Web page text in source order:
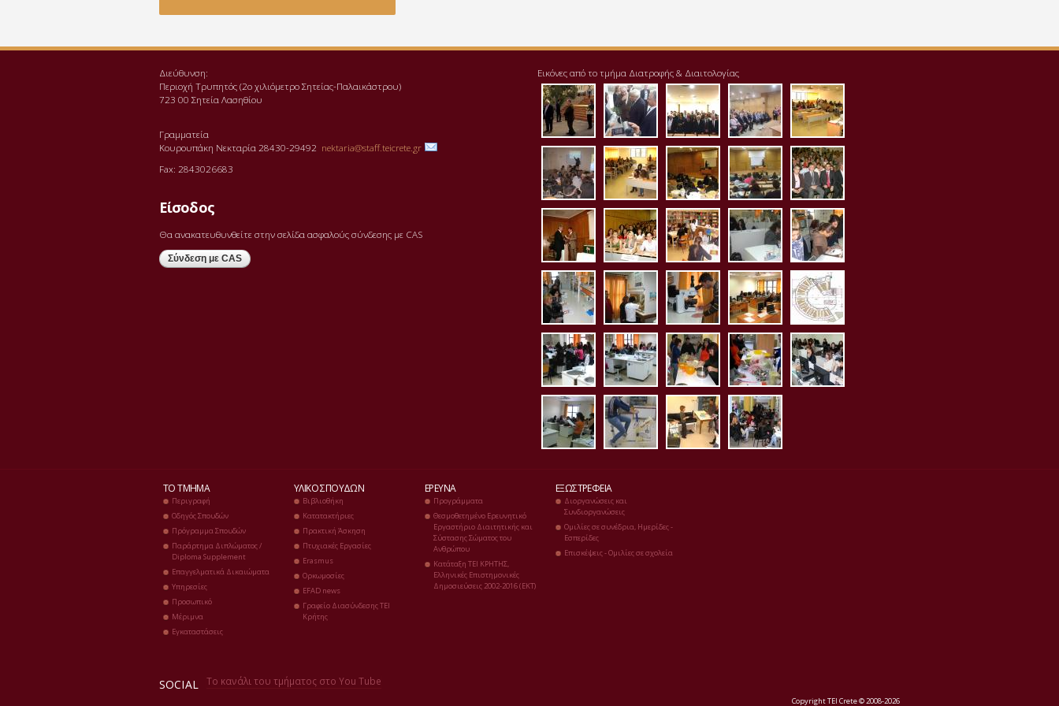
Διεύθυνση:
Περιοχή Τρυπητός (2o χιλιόμετρο Σητείας-Παλαικάστρου)
723 00 Σητεία Λασηθίου
Γραμματεία
Κουρουπάκη Νεκταρία 28430-29492 nektaria@staff.teicrete.gr
Fax: 2843026683
Είσοδος
Θα ανακατευθυνθείτε στην σελίδα ασφαλούς σύνδεσης με CAS
Εικόνες από το τμήμα Διατροφής & Διαιτολογίας
pd111-1.jpgimg_20171125_123642.jpg
president_tei_1.jpg
img_20171125_124007-
1024x768.jpg
aithousa1.jpg
aithousa2.jpg
aithousa3.jpg
aithousa4.jpg
aithousa5.jpgaithousa6.jpg
aithousa7.jpg
aithousa8.jpg
bibliothiki1.jpg
erg_ximias1.jpg
erg_mikrobiologias1.jpg
erg_mikrobiologias2.jpg
erg_mikrobiologias3.jpg
erg_mikrobiologias4.jpg
erg_pliroforikis.jpg
erg_bioximia1.jpg
erg_bioximia2.jpg
erg_bromotologia2.jpg
erg_bromotologia.jpg
erg_diaitologias1.jpg
erg_diaitologias2.jpg
erg_ergometrias1.jpg
erg_ergometrias2.jpg
koinoi_xori1.jpg
ΤΟ ΤΜΉΜΑ
Περιγραφή
Οδηγός Σπουδών
Πρόγραμμα Σπουδών
Παράρτημα Διπλώματος /
Diploma Supplement
Επαγγελματικά Δικαιώματα
Υπηρεσίες
Προσωπικό
Μέριμνα
Εγκαταστάσεις
ΥΛΙΚΌ ΣΠΟΥΔΏΝ
Βιβλιοθήκη
Κατατακτήριες
Πρακτική Άσκηση
Πτυχιακές Εργασίες
Erasmus
Ορκωμοσίες
EFAD news
Γραφείο Διασύνδεσης ΤΕΙ
Κρήτης
ΈΡΕΥΝΑ
Προγράμματα
Θεσμοθετημένο Ερευνητικό
Εργαστήριο Διαιτητικής και
Σύστασης Σώματος του
Ανθρώπου
Κατάταξη ΤΕΙ ΚΡΗΤΗΣ,
Ελληνικές Επιστημονικές
Δημοσιεύσεις 2002-2016 (ΕΚΤ)
ΕΞΩΣΤΡΈΦΕΙΑ
Διοργανώσεις και
Συνδιοργανώσεις
Ομιλίες σε συνέδρια, Ημερίδες -
Εσπερίδες
Επισκέψεις - Ομιλίες σε σχολεία
SOCIAL Το κανάλι του τμήματος στο You Tube
Copyright TEI Crete © 2008-2026